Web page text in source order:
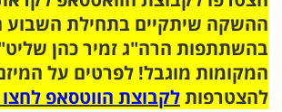
ההשקה שיתקיים בתחילת השבוע
בהשתתפות הרה"ג זמיר כהן
המקומות מוגבל! לפרטים על
להצטרפותלקבוצת הווטסאפ לחצו